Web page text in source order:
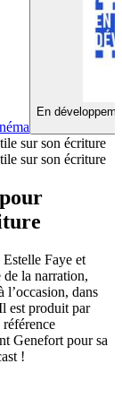
En
sur son écriture
sur son écriture
Faye et
de la narration,
l’occasion, dans
est produit par
Genefort pour sa
!